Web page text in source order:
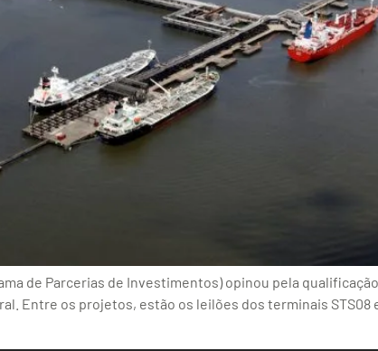
de Parcerias de Investimentos) opinou pela
Entre os projetos, estão os leilões dos terminais STS08